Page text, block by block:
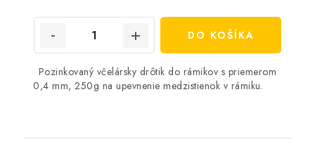
DO KOŠÍKA
Pozinkovaný včelársky drôtik do rámikov s priemerom
0,4 mm, 250g na upevnenie medzistienok v rámiku.